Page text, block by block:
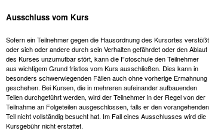
Ausschluss vom Kurs
Sofern ein Teilnehmer gegen die Hausordnung des Kursortes verstößt
oder sich oder andere durch sein Verhalten gefährdet oder den Ablauf
des Kurses unzumutbar stört, kann die Fotoschule den Teilnehmer
aus wichtigem Grund fristlos vom Kurs ausschließen. Dies kann in
besonders schwerwiegenden Fällen auch ohne vorherige Ermahnung
geschehen. Bei Kursen, die in mehreren aufeinander aufbauenden
Teilen durchgeführt werden, wird der Teilnehmer in der Regel von der
Teilnahme an Folgeteilen ausgeschlossen, falls er den vorangehenden
Teil nicht vollständig besucht hat. Im Fall eines Ausschlusses wird die
Kursgebühr nicht erstattet.